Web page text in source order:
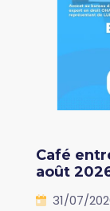
Café
août
31/07/